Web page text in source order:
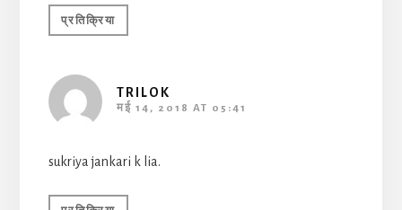
प्रतिक्रिया
TRILOK
मई 14, 2018 AT 05:41
sukriya jankari k lia.